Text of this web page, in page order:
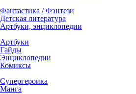
Фантастика / Фэнтези
Детская литература
Артбуки, энциклопедии
Артбуки
Гайды
Энциклопедии
Комиксы
Супергероика
Манга